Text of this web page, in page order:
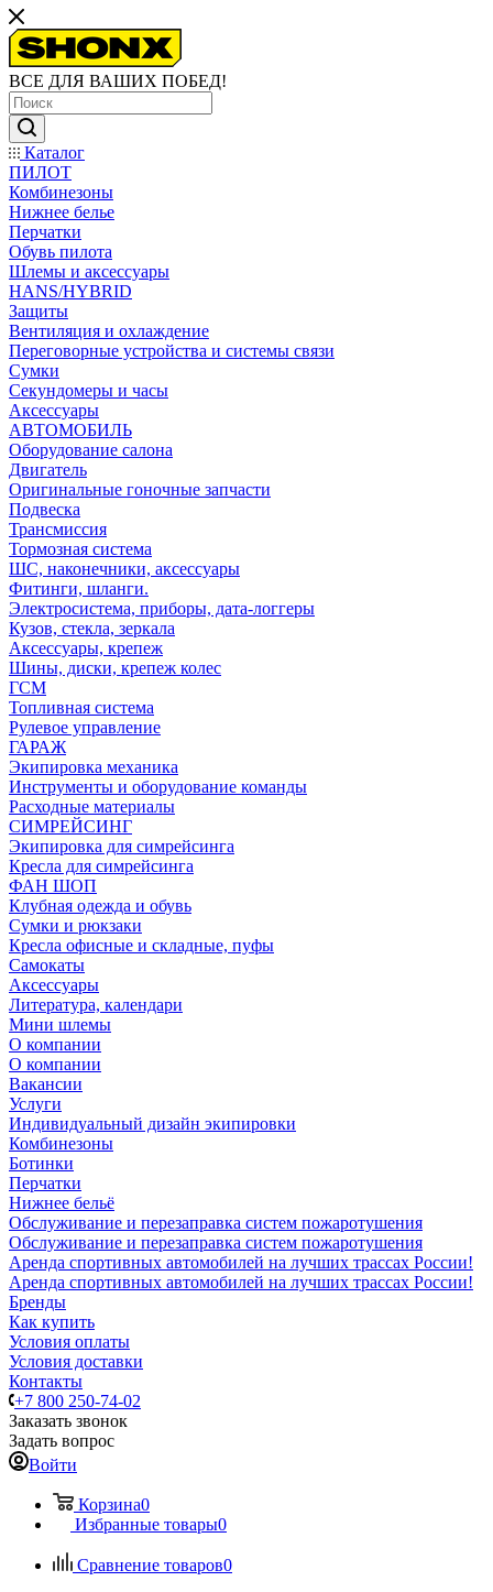
ВСЕ ДЛЯ ВАШИХ ПОБЕД!
Каталог
ПИЛОТ
Комбинезоны
Нижнее белье
Перчатки
Обувь пилота
Шлемы и аксессуары
HANS/HYBRID
Защиты
Вентиляция и охлаждение
Переговорные устройства и системы связи
Сумки
Секундомеры и часы
Аксессуары
АВТОМОБИЛЬ
Оборудование салона
Двигатель
Оригинальные гоночные запчасти
Подвеска
Трансмиссия
Тормозная система
ШС, наконечники, аксессуары
Фитинги, шланги.
Электросистема, приборы, дата-логгеры
Кузов, стекла, зеркала
Аксессуары, крепеж
Шины, диски, крепеж колес
ГСМ
Топливная система
Рулевое управление
ГАРАЖ
Экипировка механика
Инструменты и оборудование команды
Расходные материалы
СИМРЕЙСИНГ
Экипировка для симрейсинга
Кресла для симрейсинга
ФАН ШОП
Клубная одежда и обувь
Сумки и рюкзаки
Кресла офисные и складные, пуфы
Самокаты
Аксессуары
Литература, календари
Мини шлемы
О компании
О компании
Вакансии
Услуги
Индивидуальный дизайн экипировки
Комбинезоны
Ботинки
Перчатки
Нижнее бельё
Обслуживание и перезаправка систем пожаротушения
Обслуживание и перезаправка систем пожаротушения
Аренда спортивных автомобилей на лучших трассах России!
Аренда спортивных автомобилей на лучших трассах России!
Бренды
Как купить
Условия оплаты
Условия доставки
Контакты
+7 800 250-74-02
Заказать звонок
Задать вопрос
Войти
Корзина0
Избранные товары0
Сравнение товаров0